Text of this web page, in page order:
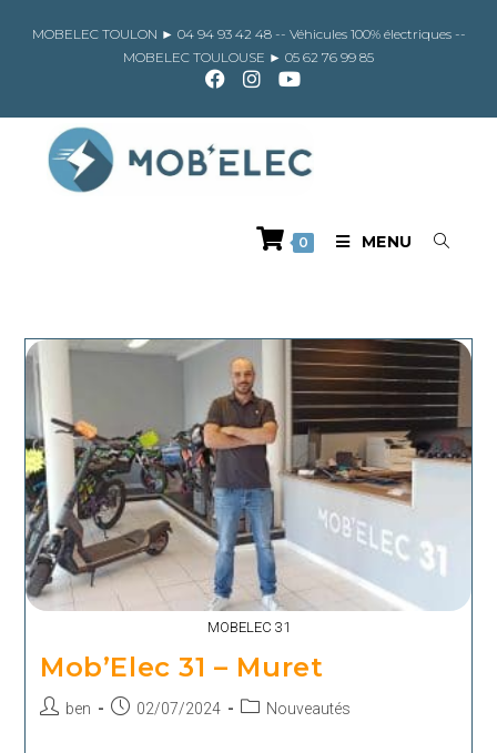
MOBELEC TOULON ► 04 94 93 42 48 -- Véhicules 100% électriques --
MOBELEC TOULOUSE ► 05 62 76 99 85
0 MENU
MOBELEC 31
Mob’Elec 31 – Muret
Auteur/autrice
ben
Publication
02/07/2024
PostNouveautés